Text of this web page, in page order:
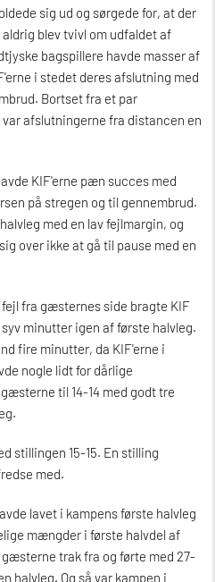
sig ud og sørgede for, at der
blev tvivl om udfaldet af
bagspillere havde masser af
i stedet deres afslutning med
Bortset fra et par
afslutningerne fra distancen en
KIF'erne pæn succes med
på stregen og til gennembrud.
med en lav fejlmargin, og
over ikke at gå til pause med en
fra gæsternes side bragte KIF
minutter igen af første halvleg.
fire minutter, da KIF'erne i
nogle lidt for dårlige
til 14-14 med godt tre
stillingen 15-15. En stilling
med.
lavet i kampens første halvleg
mængder i første halvdel af
trak fra og førte med 27-
halvleg. Og så var kampen i